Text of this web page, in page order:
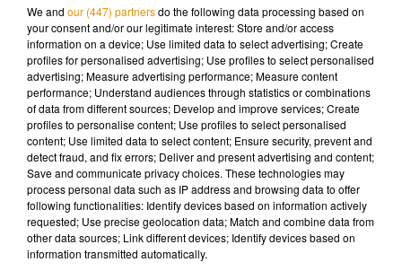
locaux du secrétariat du Père Noel
Crédit :Elodie Quesnel
Des petits messages "mignons" et des
cadeaux pour les lutins
Patricia, lutin depuis trois ans, ouvre la pile de lettres posées
à côté d'elle. "C'est toujours un moment très très touchant. Il
y a pleins de petits mots très mignons à destination du Père
Noël et même à destination des lutins. On a aussi des petits
cadeaux comme des bonbons ou même des petits objets
créés par les enfants eux-même." Sur les lettres, la listes des
cadeaux à mettre sous le sapin la nuit du 24 au 25 décembre.
We and our (447) partnersdo the following data processing based on
your consent and/or our legitimate interest: Store and/or access
information on a device; Use limited data to select advertising; Create
profiles for personalised advertising; Use profiles to select personalised
advertising; Measure advertising performance; Measure content
performance; Understand audiences through statistics or combinations
of data from different sources; Develop and improve services; Create
profiles to personalise content; Use profiles to select personalised
content; Use limited data to select content; Ensure security, prevent and
detect fraud, and fix errors; Deliver and present advertising and content;
Save and communicate privacy choices. These technologies may
process personal data such as IP address and browsing data to offer
following functionalities: Identify devices based on information actively
requested; Use precise geolocation data; Match and combine data from
other data sources; Link different devices; Identify devices based on
information transmitted automatically.